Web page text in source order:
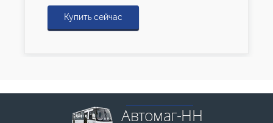
Купить сейчас
Автомаг-НН